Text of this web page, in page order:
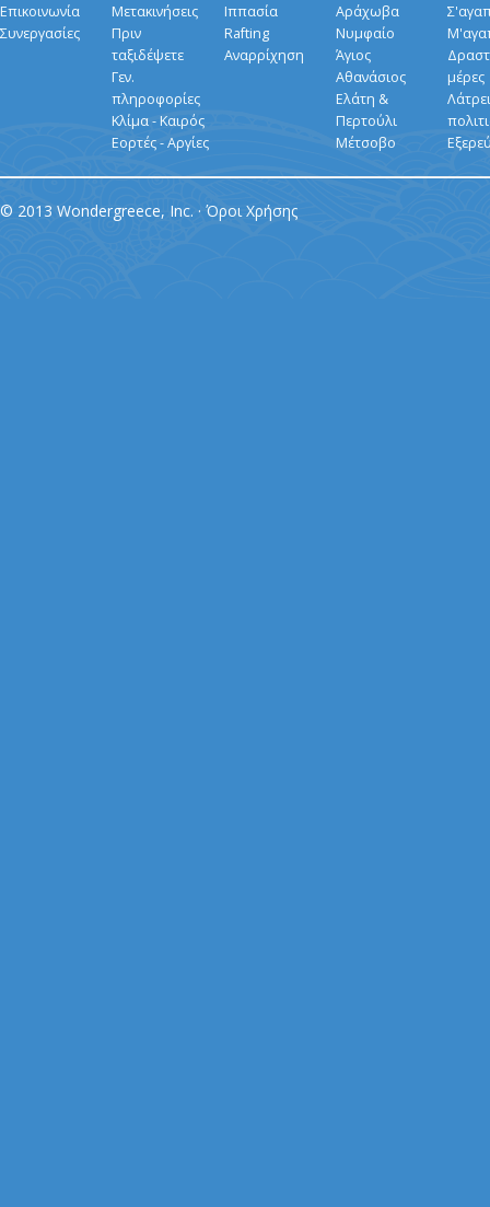
Επικοινωνία
Συνεργασίες
Μετακινήσεις
Πριν
ταξιδέψετε
Γεν.
πληροφορίες
Κλίμα - Καιρός
Εορτές - Αργίες
Ιππασία
Rafting
Αναρρίχηση
Αράχωβα
Νυμφαίο
Άγιος
Αθανάσιος
Ελάτη &
Περτούλι
Μέτσοβο
μέρες
© 2013 Wondergreece, Inc. · Όροι Χρήσης